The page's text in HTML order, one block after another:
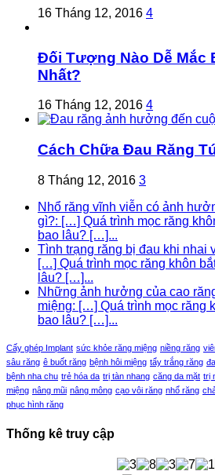
16 Tháng 12, 2016 4
Đối Tượng Nào Dễ Mắc
Nhất?
16 Tháng 12, 2016 4
Cách Chữa Đau Răng
8 Tháng 12, 2016 3
Nhổ răng vĩnh viễn có ảnh
gì?: […] Quá trình mọc răng
bao lâu? […]...
Tình trạng răng bị đau khi nhai
[…] Quá trình mọc răng khôn
lâu? […]...
Những ảnh hưởng của cao
miệng: […] Quá trình mọc răng
bao lâu? […]...
Cấy ghép Implant sức khỏe răng miệng niềng răng
sâu răng ê buốt răng bệnh hôi miệng tẩy trắng răng
bệnh nha chu trẻ hóa da trị tàn nhang căng da mặt trị
miệng nâng mũi nâng mông cạo vôi răng nhổ răng
phục hình răng
Thống kê truy cập